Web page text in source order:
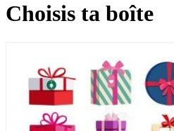
Choisis ta boîte